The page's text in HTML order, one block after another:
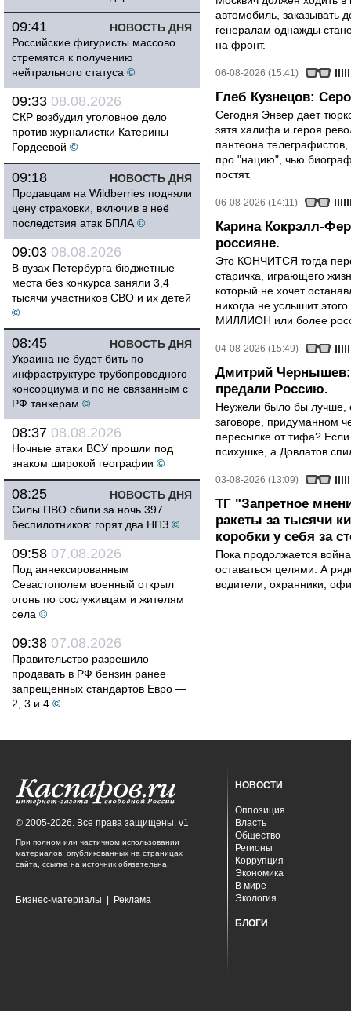
НОВОСТЬ ДНЯ
09:41
Российские фигуристы массово
стремятся к получению
нейтрального статуса ©
09:33 08.08.2026
СКР возбудил уголовное дело
против журналистки Катерины
Гордеевой ©
НОВОСТЬ ДНЯ
09:18
Продавцам на Wildberries подняли
цену страховки, включив в неё
последствия атак БПЛА ©
09:03 08.08.2026
В вузах Петербурга бюджетные
места без конкурса заняли 3,4
тысячи участников СВО и их детей
©
НОВОСТЬ ДНЯ
08:45
Украина не будет бить по
инфраструктуре трубопроводного
консорциума и по не связанным с
РФ танкерам ©
08:37 08.08.2026
Ночные атаки ВСУ прошли под
знаком широкой географии ©
НОВОСТЬ ДНЯ
08:25
Силы ПВО сбили за ночь 397
беспилотников: горят два НПЗ ©
09:58 07.08.2026
Под аннексированным
Севастополем военный открыл
огонь по сослуживцам и жителям
села ©
09:38 07.08.2026
Правительство разрешило
продавать в РФ бензин ранее
запрещенных стандартов Евро —
2, 3 и 4 ©
автомобиль, заказывать
генералам однажды
на фронт.
06-08-2026 (15:41)
Глеб Кузнецов:
Сегодня Энвер дает
зятя халифа и героя
пантеона
про "нацию", чью
постят.
06-08-2026 (14:11)
Карина Кокрэлл-
россияне.
Это КОНЧИТСЯ тогда
старичка, играющего
который не хочет
никогда не услышит
МИЛЛИОН или более
04-08-2026 (15:49)
Дмитрий Чернышев:
предали Россию.
Неужели было бы лучше,
заговоре, придуманном
пересылке от тифа?
психушке, а Довлатов
03-08-2026 (13:09)
ТГ "Запретное
ракеты за тысячи
коробки у себя за
Пока продолжается
оставаться целями. А
водители, охранники,
© 2005-2026. Все права защищены. v1
При полном или частичном использовании
материалов, опубликованных на страницах
сайта, ссылка на источник обязательна.
Бизнес-материалы Реклама
НОВОСТИ
Оппозиция
Власть
Общество
Регионы
Коррупция
Экономика
В мире
Экология
БЛОГИ